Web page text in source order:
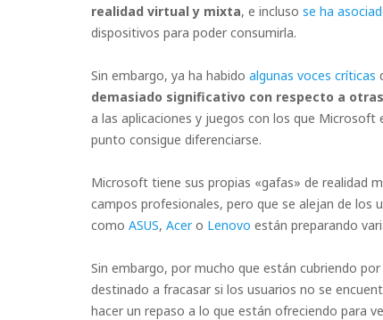
realidad virtual y mixta, e incluso se ha
dispositivos para poder consumirla.
Sin embargo, ya ha habido algunas voces críticas
demasiado significativo con respecto a
a las aplicaciones y juegos con los que
punto consigue diferenciarse.
Microsoft tiene sus propias «gafas» de realidad
campos profesionales, pero que se alejan de los
como ASUS, Acero Lenovo están preparando
Sin embargo, por mucho que están cubriendo
destinado a fracasar si los usuarios no se
hacer un repaso a lo que están ofreciendo para